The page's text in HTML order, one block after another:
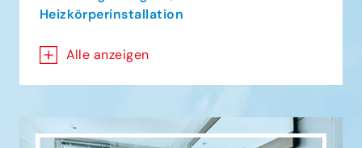
Heizkörperinstallation
Alle anzeigen